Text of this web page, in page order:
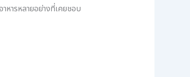
หารหลายอย่างที่เคยชอบ